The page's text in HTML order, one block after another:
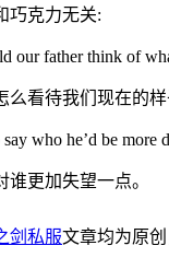
巧克力无关:
our father think of
么看待我们现在的样
who he’d be more
更加失望一点。
剑私服文章均为原